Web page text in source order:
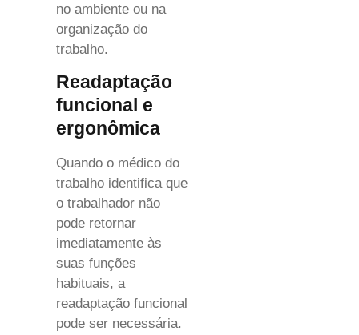
no ambiente ou na
organização do
trabalho.
Readaptação
funcional e
ergonômica
Quando o médico do
trabalho identifica que
o trabalhador não
pode retornar
imediatamente às
suas funções
habituais, a
readaptação funcional
pode ser necessária.